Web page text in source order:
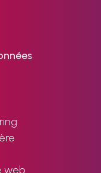
web